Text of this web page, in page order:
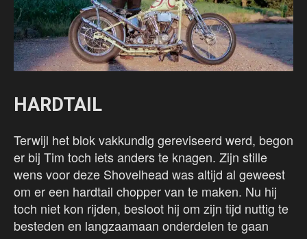
HARDTAIL
Terwijl het blok vakkundig gereviseerd werd, begon
er bij Tim toch iets anders te knagen. Zijn stille
wens voor deze Shovelhead was altijd al geweest
om er een hardtail chopper van te maken. Nu hij
toch niet kon rijden, besloot hij om zijn tijd nuttig te
besteden en langzaamaan onderdelen te gaan